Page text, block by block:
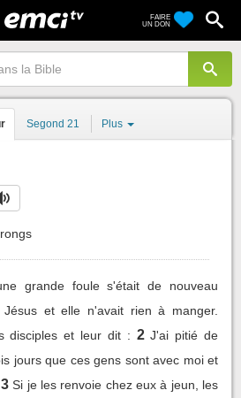
FAIRE
UN DON
Segond 21 Plus
grande foule s'était de nouveau
et elle n'avait rien à manger.
disciples et leur dit : 2 J'ai pitié de
jours que ces gens sont avec moi et
3 Si je les renvoie chez eux à jeun, les